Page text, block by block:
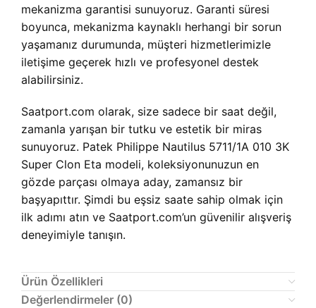
mekanizma garantisi sunuyoruz. Garanti süresi
boyunca, mekanizma kaynaklı herhangi bir sorun
yaşamanız durumunda, müşteri hizmetlerimizle
iletişime geçerek hızlı ve profesyonel destek
alabilirsiniz.
Saatport.com olarak, size sadece bir saat değil,
zamanla yarışan bir tutku ve estetik bir miras
sunuyoruz. Patek Philippe Nautilus 5711/1A 010 3K
Super Clon Eta modeli, koleksiyonunuzun en
gözde parçası olmaya aday, zamansız bir
başyapıttır. Şimdi bu eşsiz saate sahip olmak için
ilk adımı atın ve Saatport.com’un güvenilir alışveriş
deneyimiyle tanışın.
Ürün Özellikleri
Değerlendirmeler (0)